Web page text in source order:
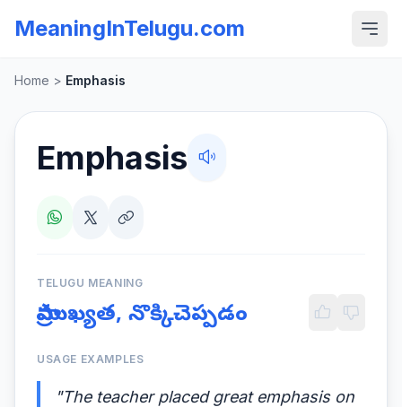
MeaningInTelugu.com
Home > Emphasis
Emphasis
TELUGU MEANING
ప్రాముఖ్యత, నొక్కిచెప్పడం
USAGE EXAMPLES
"The teacher placed great emphasis on